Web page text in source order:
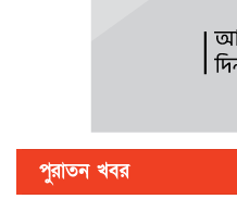
পুরাতন খবর